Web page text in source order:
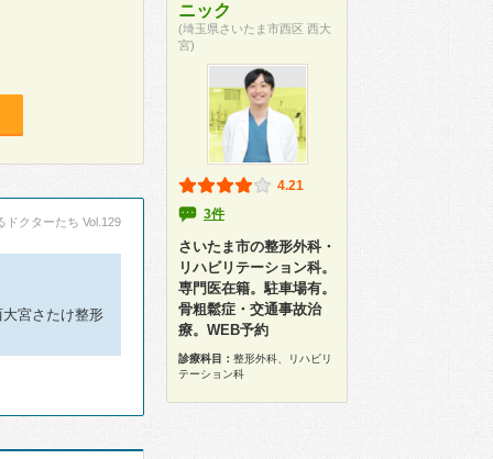
ドクターたち Vol.129
宮さたけ整形
ニック
(埼玉県さいたま市西区 西大
宮)
4.21
3件
さいたま市の整形外科・
リハビリテーション科。
専門医在籍。駐車場有。
骨粗鬆症・交通事故治
療。WEB予約
診療科目： 整形外科、リハビリ
テーション科